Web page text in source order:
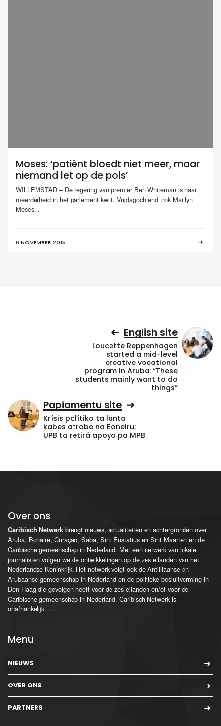
Moses: ‘patiënt bloedt niet meer, maar
niemand let op de pols’
WILLEMSTAD – De regering van premier Ben Whiteman is haar
meerderheid in het parlement kwijt. Vrijdagochtend trok Marilyn
Moses...
6 NOVEMBER 2015
English site
Loucette Reppenhagen
started a mid-level
creative vocational
program in Aruba: “These
students mainly want to do
things”
Papiamentu site
Krísis polítiko ta lanta
kabes atrobe na Boneiru:
UPB ta retirá apoyo pa MPB
Over ons
Caribisch Netwerk brengt nieuws, actualiteiten en achtergronden over
Aruba, Bonaire, Curaçao, Saba, Sint Eustatius en Sint Maarten en de
Caribische gemeenschap in Nederland. Met een netwerk van lokale
journalisten volgen we de ontwikkelingen op de zes eilanden van het
Nederlandse Koninkrijk. Het netwerk volgt ook de Antilliaanse en
Arubaanse gemeenschap in Nederland en de politieke besluitvorming in
Den Haag die gevolgen heeft voor de zes eilanden en/of voor de
Caribische gemeenschap in Nederland. Caribisch Netwerk is
onafhankelijk. ...
Menu
NIEUWS
OVER ONS
PARTNERS